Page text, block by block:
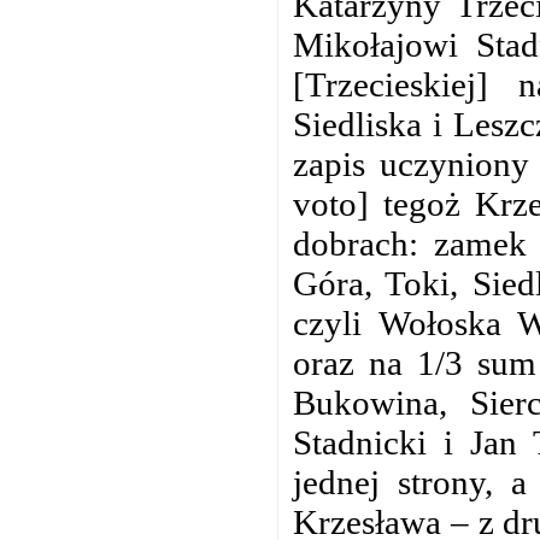
Mikołajowi
[Trzecieskiej]
Siedliska i
zapis
voto] tegoż
dobrach:
Góra, Toki,
czyli Wołoska
oraz na 1/3
Bukowina,
Stadnicki i Jan
jednej strony,
Krzesława – z